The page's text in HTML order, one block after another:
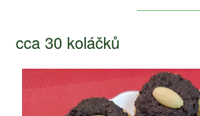
cca 30 koláčků